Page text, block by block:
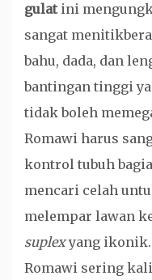
gulatini
sangat
bahu, dada, dan
bantingan tinggi
tidak boleh
Romawi harus
kontrol tubuh
mencari celah
melempar lawan
suplexyang ikonik.
Romawi sering